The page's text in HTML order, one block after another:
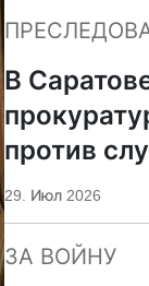
В
против
29. Июл 2026
ЗА ВОЙНУ